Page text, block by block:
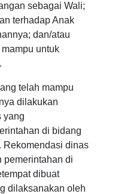
sebagai Wali;
terhadap Anak
dan/atau
untuk
telah mampu
dilakukan
yang
di bidang
Rekomendasi dinas
pemerintahan di
dibuat
dilaksanakan oleh